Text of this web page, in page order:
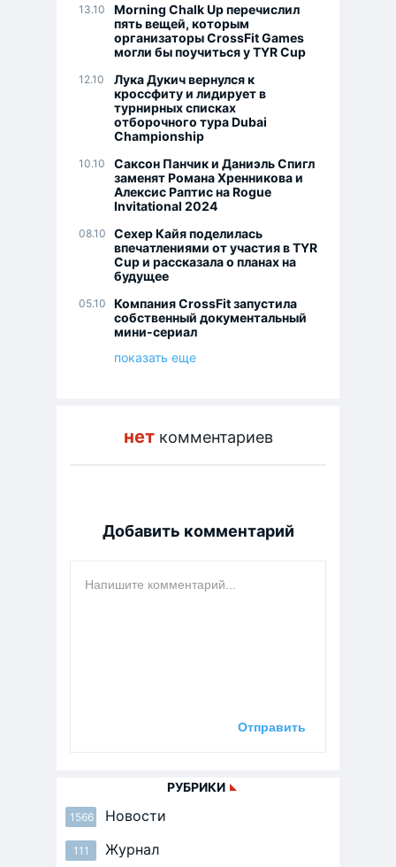
13.10
Morning Chalk Up перечислил
пять вещей, которым
организаторы CrossFit Games
могли бы поучиться у TYR Cup
12.10
Лука Дукич вернулся к
кроссфиту и лидирует в
турнирных списках
отборочного тура Dubai
Championship
10.10
Саксон Панчик и Даниэль Спигл
заменят Романа Хренникова и
Алексис Раптис на Rogue
Invitational 2024
08.10
Сехер Кайя поделилась
впечатлениями от участия в TYR
Cup и рассказала о планах на
будущее
05.10
Компания CrossFit запустила
собственный документальный
мини-сериал
показать еще
неткомментариев
Добавить комментарий
РУБРИКИ
1566 Новости
111 Журнал